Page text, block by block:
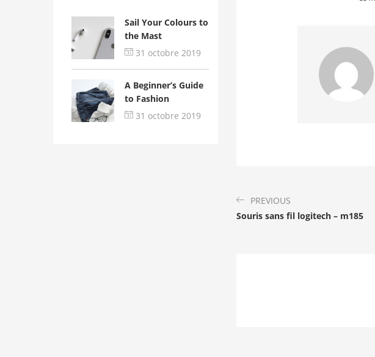
Sail Your Colours to
the Mast
31 octobre 2019
A Beginner’s Guide
to Fashion
31 octobre 2019
PREVIOUS
Souris sans fil logitech – m185